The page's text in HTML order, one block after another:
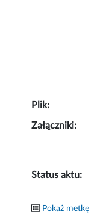
Plik:
Załączniki:
Status aktu:
Pokaż metkę